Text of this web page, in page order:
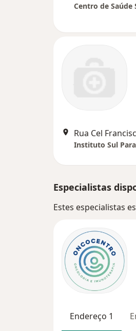
Centro de Saúde
Instituto Sul
Especialistas
Estes especialistas
Endereço 1